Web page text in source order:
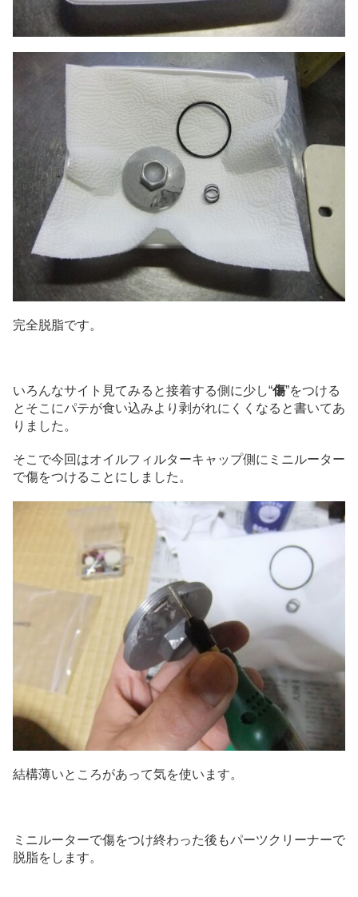
完全脱脂です。
いろんなサイト見てみると接着する側に少し“傷”をつける
とそこにパテが食い込みより剥がれにくくなると書いてあ
りました。
そこで今回はオイルフィルターキャップ側にミニルーター
で傷をつけることにしました。
結構薄いところがあって気を使います。
ミニルーターで傷をつけ終わった後もパーツクリーナーで
脱脂をします。